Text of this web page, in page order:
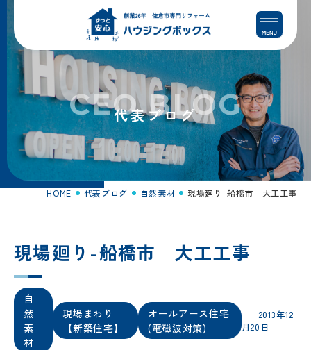
コ
テ
ン
ス
ナ
ゲ
ー
ン
代表ブログ
CEO BLOG
HOME 代表ブログ 自然素材 現場廻り-船橋市 大工工事
現場廻り-船橋市 大工工事
自
然
素
材
現場まわり
【新築住宅】
オールアース住宅
(電磁波対策)
2013年12
月20日